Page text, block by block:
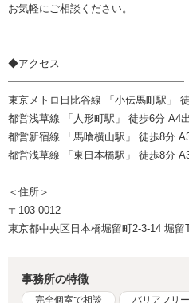
お気軽にご相談ください。
◆アクセス
━━━━━━━━━━━━━━━━━
東京メトロ日比谷線 「小伝馬町駅」
都営浅草線 「人形町駅」 徒歩6分 A4
都営新宿線 「馬喰横山駅」 徒歩8分
都営浅草線 「東日本橋駅」 徒歩8分
＜住所＞
〒103-0012
東京都中央区日本橋堀留町2-3-14 堀留
事務所の特徴
完全個室で相談 バリアフリー